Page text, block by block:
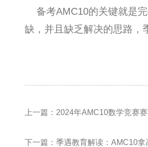
备考AMC10的关键就是完
缺，并且缺乏解决的思路，
上一篇：2024年AMC10数学竞赛
下一篇：季遇教育解读：AMC10